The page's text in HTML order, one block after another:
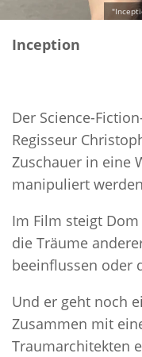
Inception
Der Science-
Regisseur
Zuschauer in eine
manipuliert
Im Film steigt
die Träume
beeinflussen oder
Und er geht noch
Zusammen mit
Traumarchitekten